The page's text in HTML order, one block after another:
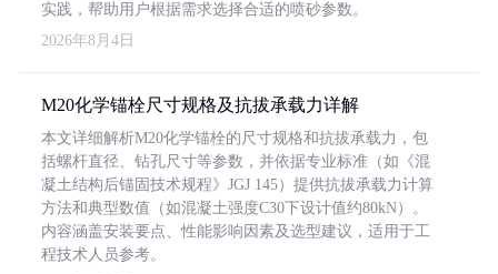
实践，帮助用户根据需求选择合适的喷砂参数。
2026年8月4日
M20化学锚栓尺寸规格及抗拔承载力详解
本文详细解析M20化学锚栓的尺寸规格和抗拔承载力，包
括螺杆直径、钻孔尺寸等参数，并依据专业标准（如《混
凝土结构后锚固技术规程》JGJ 145）提供抗拔承载力计算
方法和典型数值（如混凝土强度C30下设计值约80kN）。
内容涵盖安装要点、性能影响因素及选型建议，适用于工
程技术人员参考。